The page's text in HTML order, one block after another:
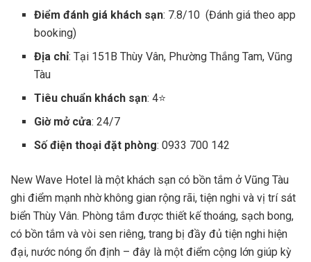
Điểm đánh giá khách sạn: 7.8/10 (Đánh giá theo app
booking)
Địa chỉ: Tại 151B Thùy Vân, Phường Thắng Tam, Vũng
Tàu
Tiêu chuẩn khách sạn: 4⭐
Giờ mở cửa: 24/7
Số điện thoại đặt phòng: 0933 700 142
New Wave Hotel là một khách sạn có bồn tắm ở Vũng Tàu
ghi điểm mạnh nhờ không gian rộng rãi, tiện nghi và vị trí sát
biển Thùy Vân. Phòng tắm được thiết kế thoáng, sạch bong,
có bồn tắm và vòi sen riêng, trang bị đầy đủ tiện nghi hiện
đại, nước nóng ổn định – đây là một điểm cộng lớn giúp kỳ